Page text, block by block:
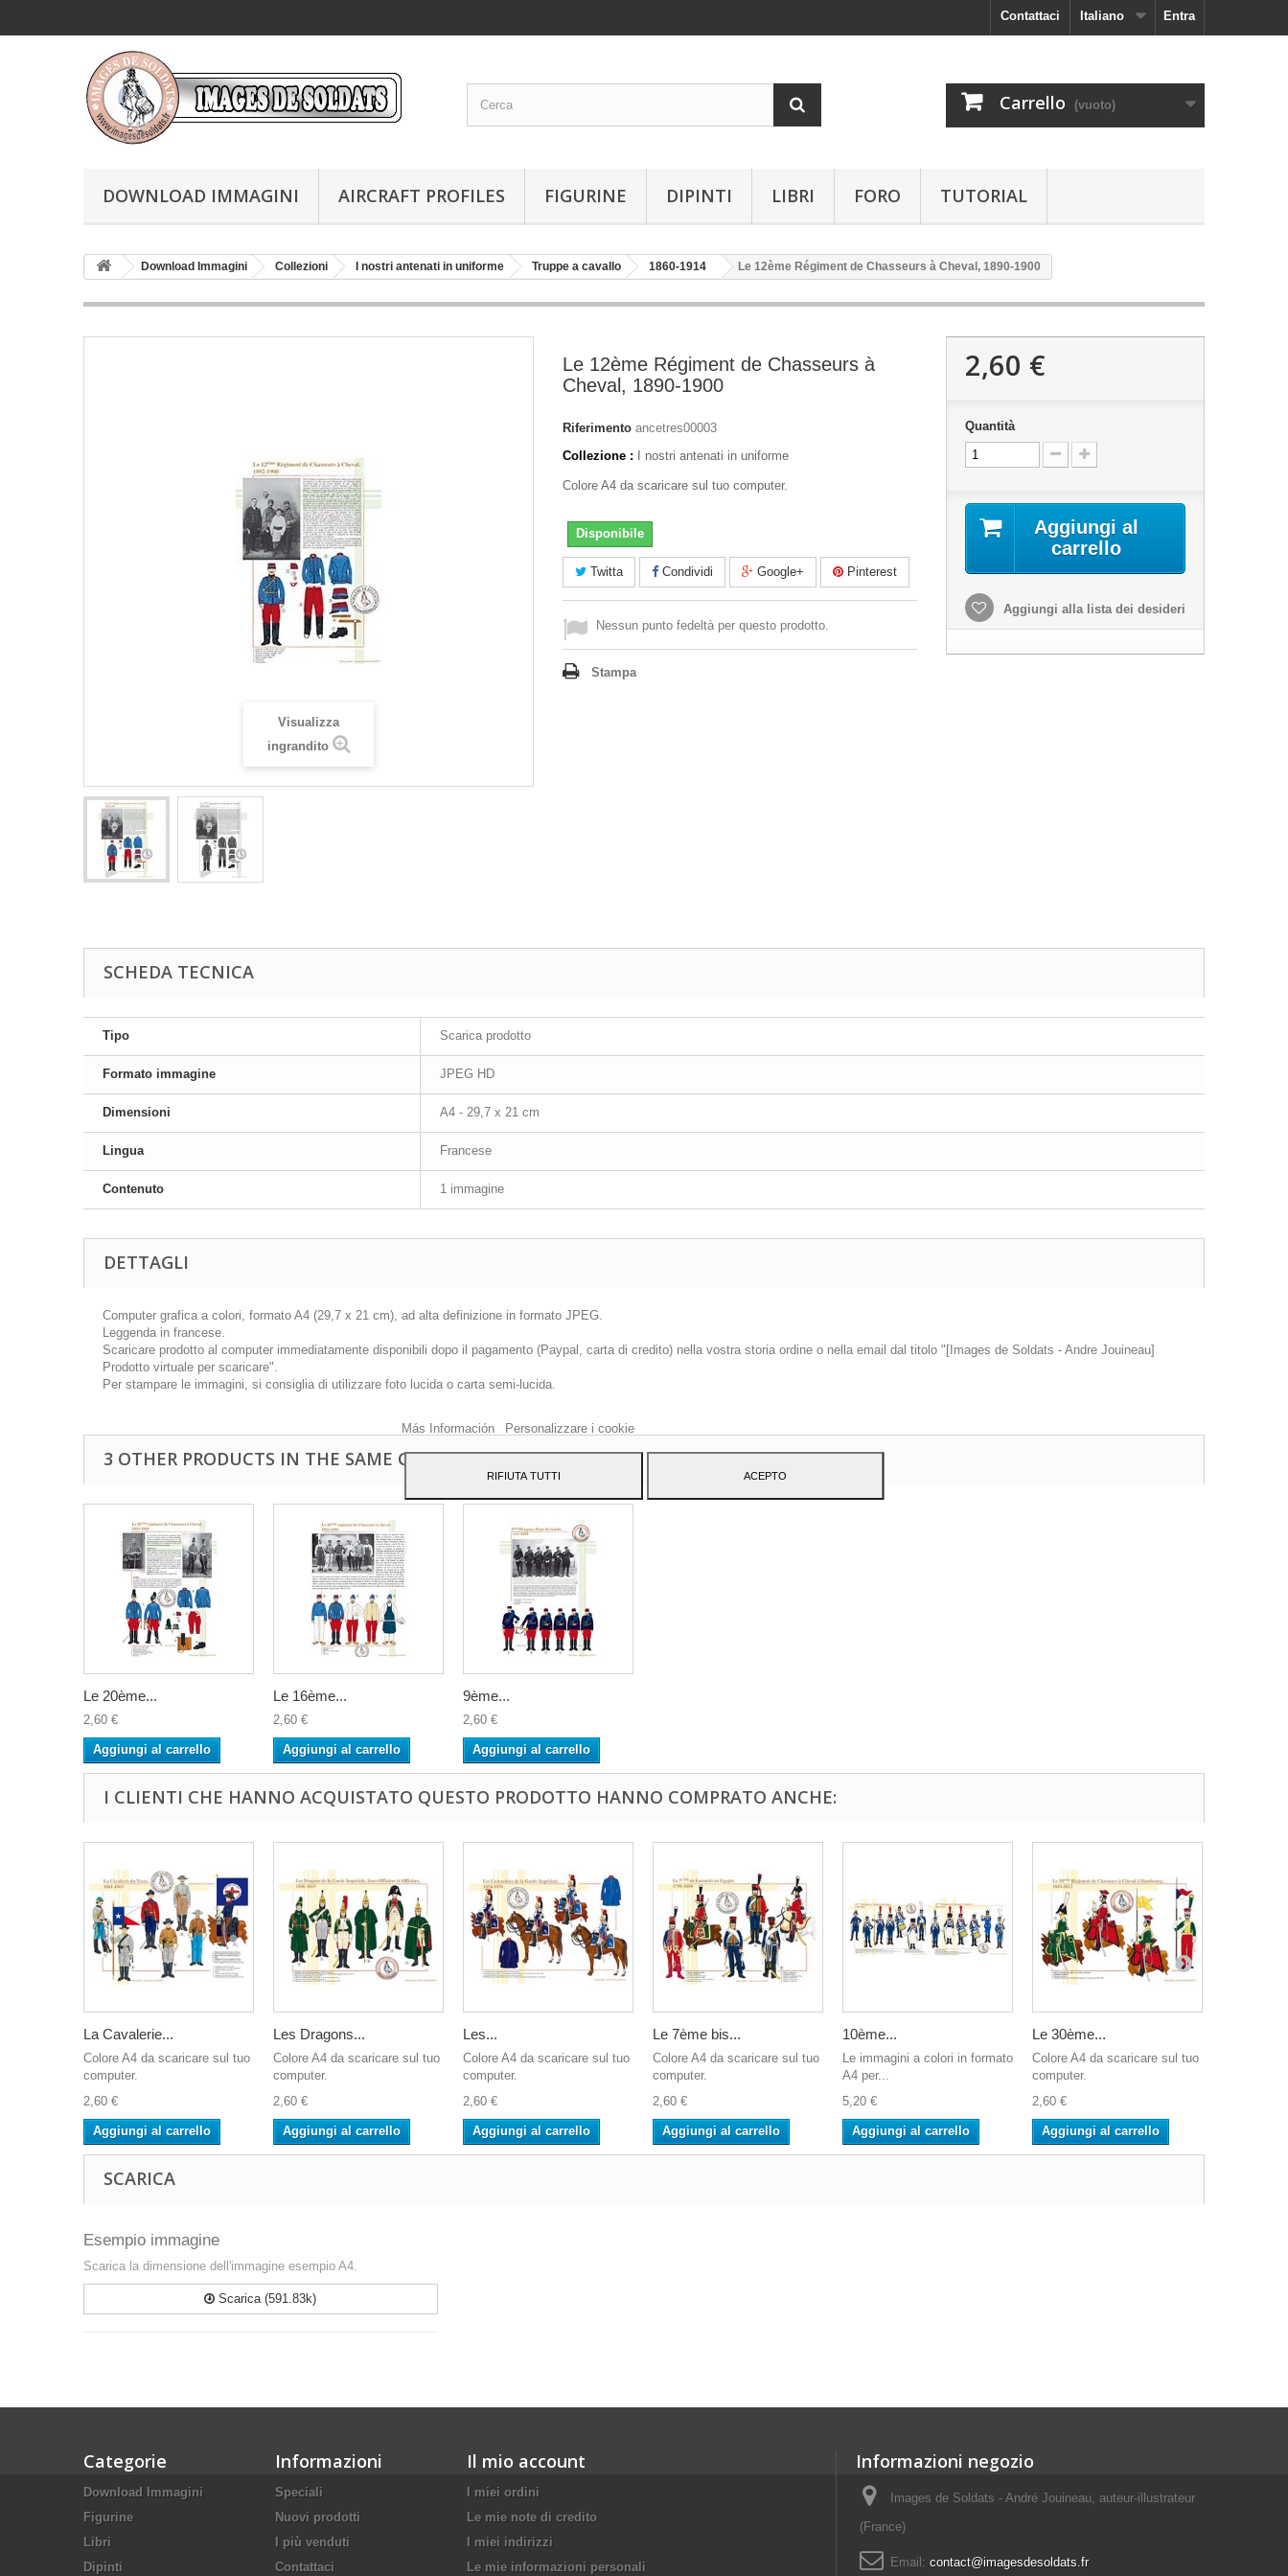
Entra
Italiano
Contattaci
Carrello (vuoto)
DOWNLOAD IMMAGINI AIRCRAFT PROFILES FIGURINE DIPINTI LIBRI FORO TUTORIAL
Download Immagini Collezioni I nostri antenati in uniforme Truppe a cavallo 1860-1914 Le 12ème Régiment de Chasseurs à Cheval, 1890-1900
Visualizza
ingrandito
Le 12ème Régiment de Chasseurs à
Cheval, 1890-1900
Riferimento ancetres00003
Collezione : I nostri antenati in uniforme
Colore A4 da scaricare sul tuo computer.
Disponibile
Twitta Condividi Google+ Pinterest
Nessun punto fedeltà per questo prodotto.
Stampa
2,60 €
Quantità
Aggiungi al
carrello
Aggiungi alla lista dei desideri
SCHEDA TECNICA
Tipo Scarica prodotto
Formato immagine JPEG HD
Dimensioni A4 - 29,7 x 21 cm
Lingua Francese
Contenuto 1 immagine
DETTAGLI
Computer grafica a colori, formato A4 (29,7 x 21 cm), ad alta definizione in formato JPEG.
Leggenda in francese.
Scaricare prodotto al computer immediatamente disponibili dopo il pagamento (Paypal, carta di credito) nella vostra storia ordine o nella email dal titolo "[Images de Soldats - Andre Jouineau]
Prodotto virtuale per scaricare".
Per stampare le immagini, si consiglia di utilizzare foto lucida o carta semi-lucida.
3 OTHER PRODUCTS IN THE SAME CATEGORY:
Le 20ème...
2,60 €
Aggiungi al carrello
Le 16ème...
2,60 €
Aggiungi al carrello
9ème...
2,60 €
Aggiungi al carrello
I CLIENTI CHE HANNO ACQUISTATO QUESTO PRODOTTO HANNO COMPRATO ANCHE:
La Cavalerie...
Colore A4 da scaricare sul tuo
computer.
2,60 €
Aggiungi al carrello
Les Dragons...
Colore A4 da scaricare sul tuo
computer.
2,60 €
Aggiungi al carrello
Les...
Colore A4 da scaricare sul tuo
computer.
2,60 €
Aggiungi al carrello
Le 7ème bis...
Colore A4 da scaricare sul tuo
computer.
2,60 €
Aggiungi al carrello
10ème...
Le immagini a colori in formato
A4 per...
5,20 €
Aggiungi al carrello
Le 30ème...
Colore A4 da scaricare sul tuo
computer.
2,60 €
Aggiungi al carrello
SCARICA
Esempio immagine
Scarica la dimensione dell'immagine esempio A4.
Scarica (591.83k)
Categorie
Download Immagini
Figurine
Libri
Dipinti
Informazioni
Speciali
Nuovi prodotti
I più venduti
Contattaci
Il mio account
I miei ordini
Le mie note di credito
I miei indirizzi
Le mie informazioni personali
Informazioni negozio
Images de Soldats - André Jouineau, auteur-illustrateur
(France)
Email: contact@imagesdesoldats.fr
Questo sito web utilizza cookie propri e di terze parti per migliorare i nostri servizi e
mostrarti pubblicità relativa alle tue preferenze analizzando le tue abitudini di
Más Información
Personalizzare i cookie
RIFIUTA TUTTI ACEPTO